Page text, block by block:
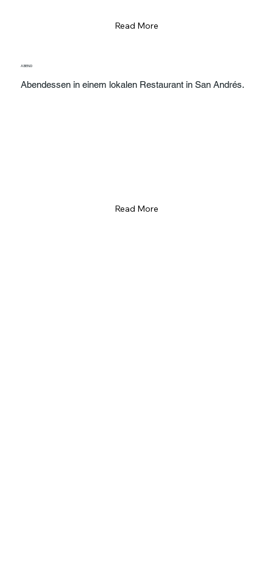
Read More
ABEND
Abendessen in einem lokalen Restaurant in San Andrés.
Read More